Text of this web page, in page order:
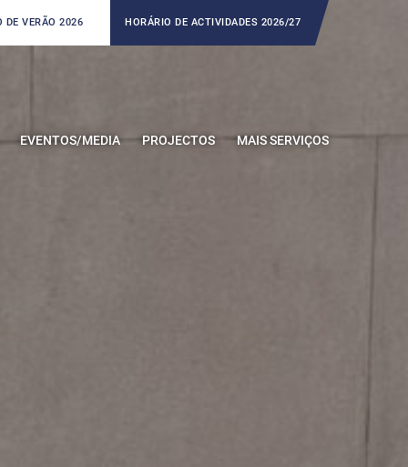
DE VERÃO 2026 HORÁRIO DE ACTIVIDADES 2026/27
EVENTOS/MEDIA PROJECTOS MAIS SERVIÇOS